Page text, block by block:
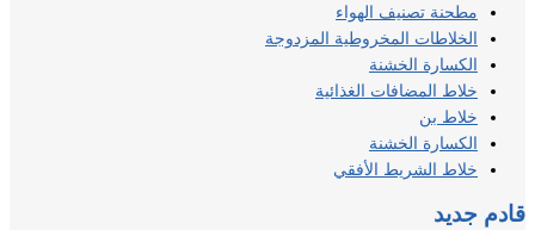
مطحنة تصنيف الهواء
الخلاطات المخروطية المزدوجة
الكسارة الخشنة
خلاط المضافات الغذائية
خلاط بن
الكسارة الخشنة
خلاط الشريط الأفقي
قادم جديد